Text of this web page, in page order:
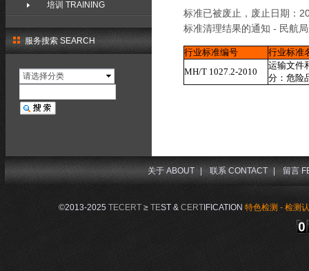
服务搜索 SEARCH
请选择分类
标准已被废止，废止日期：
标准清理结果的通知 - 民航
行业标准编号
行业标准
MH/T 1027.2-2010
运输文件
分：危险
培训 TRAINING
©2013-2025 TECERT≥ TEST & CERTIFICATION 特色检测 - 检测
关于 ABOUT | 联系 CONTACT | 留言